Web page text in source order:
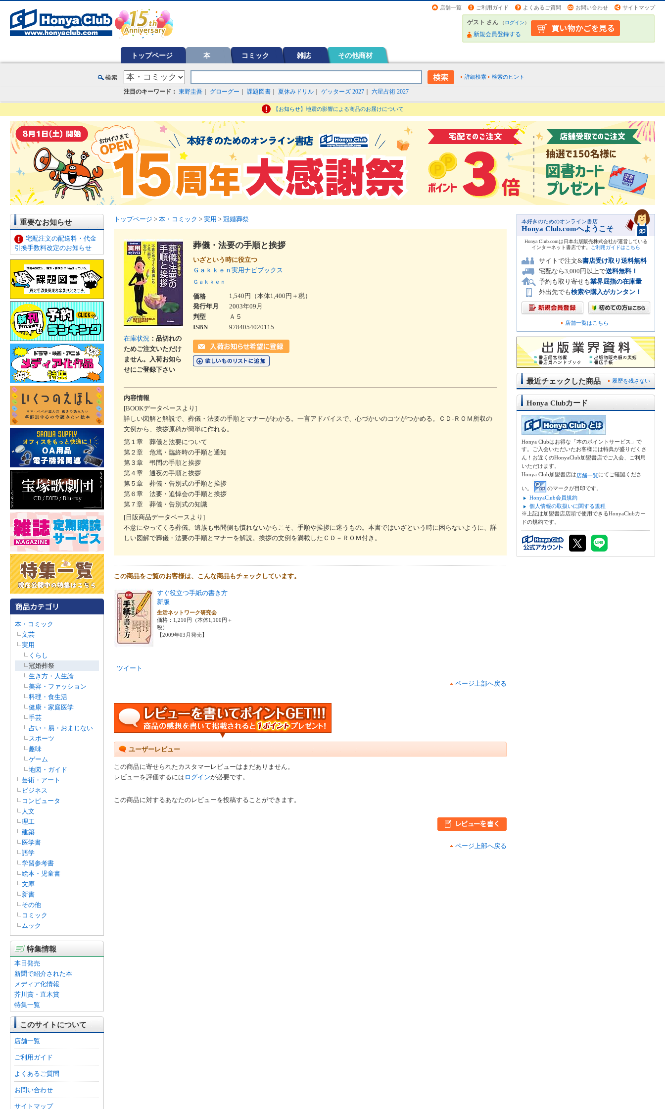
店舗一覧 ご利用ガイド よくあるご質問 お問い合わせ サイトマップ
ゲスト さん （ログイン）
新規会員登録する
トップページ 本 コミック 雑誌 その他商材
詳細検索 検索のヒント
注目のキーワード： 東野圭吾 グローグー 課題図書 夏休みドリル ゲッターズ 2027 六星占術 2027
【お知らせ】地震の影響による商品のお届けについて
重要なお知らせ
宅配注文の配送料・代金
引換手数料改定のお知らせ
本・コミック
文芸
実用
くらし
冠婚葬祭
生き方・人生論
美容・ファッション
料理・食生活
健康・家庭医学
手芸
占い・易・おまじない
スポーツ
趣味
ゲーム
地図・ガイド
芸術・アート
ビジネス
コンピュータ
人文
理工
建築
医学書
語学
学習参考書
絵本・児童書
文庫
新書
その他
コミック
ムック
特集情報
本日発売
新聞で紹介された本
メディア化情報
芥川賞・直木賞
特集一覧
このサイトについて
店舗一覧
ご利用ガイド
よくあるご質問
お問い合わせ
サイトマップ
トップページ > 本・コミック > 実用 > 冠婚葬祭
在庫状況 ：品切れの
ためご注文いただけ
ません。入荷お知ら
せにご登録下さい
葬儀・法要の手順と挨拶
いざという時に役立つ
Ｇａｋｋｅｎ実用ナビブックス
Ｇａｋｋｅｎ
価格
1,540円（本体1,400円＋税）
発行年月
2003年09月
判型
Ａ５
ISBN
9784054020115
内容情報
[BOOKデータベースより]
詳しい図解と解説で、葬儀・法要の手順とマナーがわかる。一言アドバイスで、心づかいのコツがつかめる。ＣＤ‐ＲＯＭ所収の
文例から、挨拶原稿が簡単に作れる。
第１章 葬儀と法要について
第２章 危篤・臨終時の手順と通知
第３章 弔問の手順と挨拶
第４章 通夜の手順と挨拶
第５章 葬儀・告別式の手順と挨拶
第６章 法要・追悼会の手順と挨拶
第７章 葬儀・告別式の知識
[日販商品データベースより]
不意にやってくる葬儀。遺族も弔問側も慣れないからこそ、手順や挨拶に迷うもの。本書ではいざという時に困らないように、詳
しい図解で葬儀・法要の手順とマナーを解説。挨拶の文例を満載したＣＤ－ＲＯＭ付き。
この商品をご覧のお客様は、こんな商品もチェックしています。
すぐ役立つ手紙の書き方
新版
生活ネットワーク研究会
価格：1,210円（本体1,100円＋
税）
【2009年03月発売】
ツイート
ページ上部へ戻る
ユーザーレビュー
この商品に寄せられたカスタマーレビューはまだありません。
レビューを評価するには ログインが必要です。
この商品に対するあなたのレビューを投稿することができます。
ページ上部へ戻る
本好きのためのオンライン書店
Honya Club.comへようこそ
Honya Club.comは日本出版販売株式会社が運営している
インターネット書店です。
ご利用ガイドはこちら
サイトで注文&書店受け取り送料無料
宅配なら3,000円以上で送料無料！
予約も取り寄せも業界屈指の在庫量
外出先でも検索や購入がカンタン！
店舗一覧はこちら
履歴を残さない
最近チェックした商品
Honya Clubカード
Honya Clubはお得な「本のポイントサービス」で
す。ご入会いただいたお客様には特典が盛りだくさ
ん！お近くのHonyaClub加盟書店でご入会、ご利用
いただけます。
Honya Club加盟書店は店舗一覧にてご確認くださ
い。
のマークが目印です。
HonyaClub会員規約
個人情報の取扱いに関する規程
※上記は加盟書店店頭で使用できるHonyaClubカー
ドの規約です。